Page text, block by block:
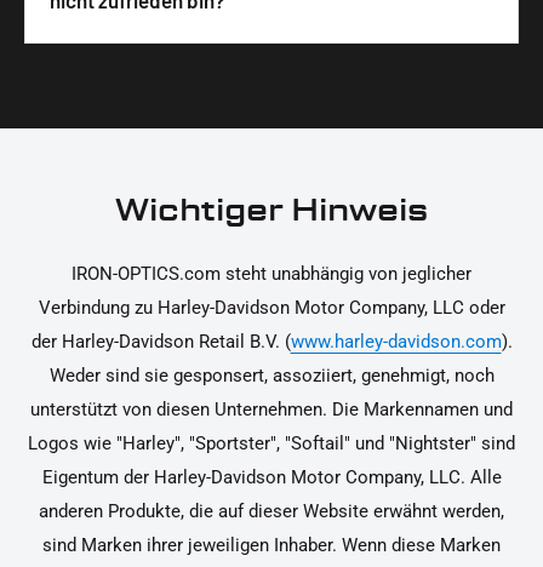
unterstützen dich dabei, die Teile sicher und
korrekt an deinem Motorrad zu installieren.
Ja, du kannst die Teile innerhalb von 14 Tagen
Rücksendung findest du in unseren
Wichtiger Hinweis
IRON-OPTICS.com steht unabhängig von jeglicher
Verbindung zu Harley-Davidson Motor Company, LLC oder
der Harley-Davidson Retail B.V. (www.harley-davidson.com).
Weder sind sie gesponsert, assoziiert, genehmigt, noch
unterstützt von diesen Unternehmen. Die Markennamen und
Logos wie "Harley", "Sportster", "Softail" und "Nightster" sind
Eigentum der Harley-Davidson Motor Company, LLC. Alle
anderen Produkte, die auf dieser Website erwähnt werden,
sind Marken ihrer jeweiligen Inhaber. Wenn diese Marken